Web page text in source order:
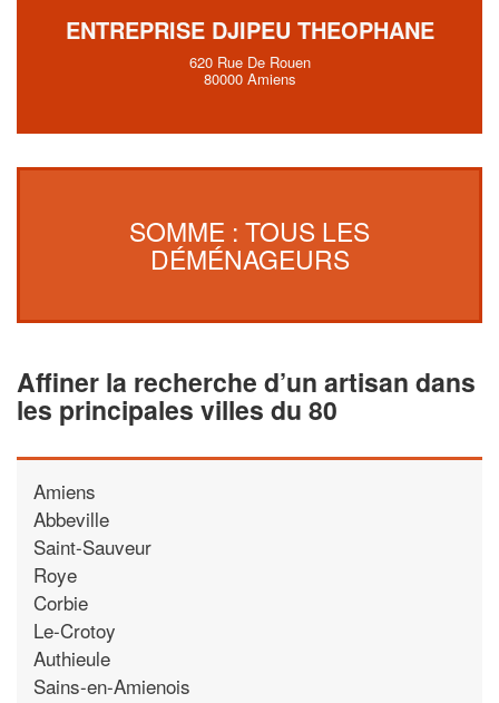
ENTREPRISE DJIPEU THEOPHANE
620 Rue De Rouen
80000 Amiens
SOMME : TOUS LES
DÉMÉNAGEURS
Affiner la recherche d’un artisan dans
les principales villes du 80
Amiens
Abbeville
Saint-Sauveur
Roye
Corbie
Le-Crotoy
Authieule
Sains-en-Amienois